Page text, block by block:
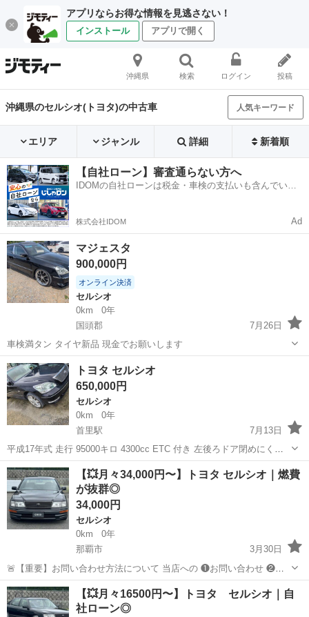
アプリならお得な情報を見逃さない！
インストール アプリで開く
沖縄県 検索 ログイン 投稿
沖縄県のセルシオ(トヨタ)の中古車 人気キーワード
エリア ジャンル 詳細 新着順
【自社ローン】審査通らない方へ
IDOMの自社ローンは税金・車検の支払いも含んでいる
株式会社IDOM Ad
マジェスタ
900,000円
オンライン決済
セルシオ
0km
0年
国頭郡
7月26日
車検満タン タイヤ新品 現金でお願いします
沖縄 国頭郡 セルシオ
トヨタ セルシオ
650,000円
セルシオ
0km
0年
首里駅
7月13日
平成17年式 走行 95000キロ 4300cc ETC 付き 左後ろドア閉めにくい
です！ パワーのある車です！ 現状販売になります。 車の状態は受け
付けしておりません。 気になる方メッセージお待ちしております。
沖縄 那覇市 首里駅 セルシオ ドア
【💥月々34,000円〜】トヨタ セルシオ｜燃費
が抜群◎
34,000円
セルシオ
0km
0年
那覇市
3月30日
🚨【重要】お問い合わせ方法について 当店への ❶お問い合わせ ❷ロ
ーン審査 ❸車両のご案内 はすべて 【下記のLINEからのみ受付】とな
ります🙇 ▼こちらからLINE追加 ht...
沖縄 那覇市 セルシオ 車両
【💥月々16500円〜】トヨタ セルシオ｜自
社ローン◎